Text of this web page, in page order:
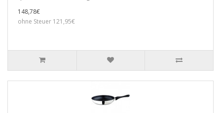
148,78€
ohne Steuer 121,95€